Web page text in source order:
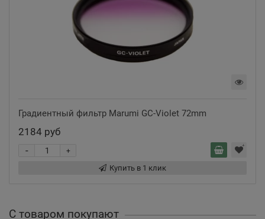
Градиентный фильтр Marumi GC-Violet 72mm
2184 руб
+
-
Купить в 1 клик
С товаром покупают